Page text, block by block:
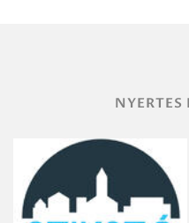
NYERTES